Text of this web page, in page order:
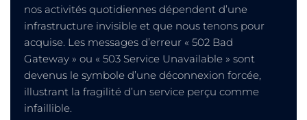
nos activités quotidiennes dépendent d’une
infrastructure invisible et que nous tenons pour
acquise. Les messages d’erreur « 502 Bad
Gateway » ou « 503 Service Unavailable » sont
devenus le symbole d’une déconnexion forcée,
illustrant la fragilité d’un service perçu comme
infaillible.